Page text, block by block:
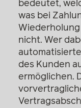
bedeutet,
was bei
nicht. Wer
des Kunden
ermöglichen.